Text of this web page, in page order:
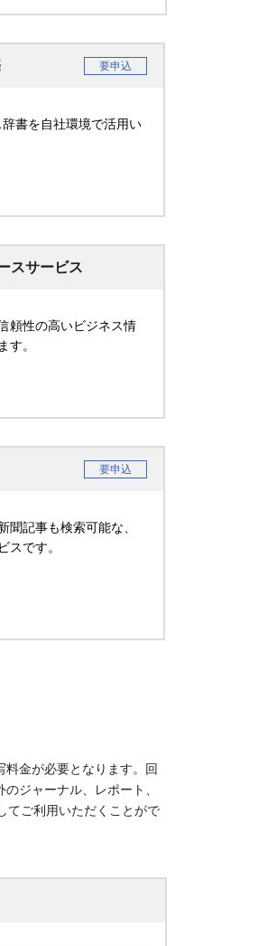
要申込
書を自社環境で活用い
スサービス
頼性の高いビジネス情
す。
要申込
聞記事も検索可能な、
スです。
金が必要となります。回
ジャーナル、レポート、
てご利用いただくことがで